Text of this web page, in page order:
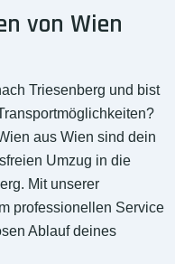
von Wien
Triesenberg und bist
aus Wien sind dein
Umzug in die
Mit unserer
professionellen Service
Ablauf deines